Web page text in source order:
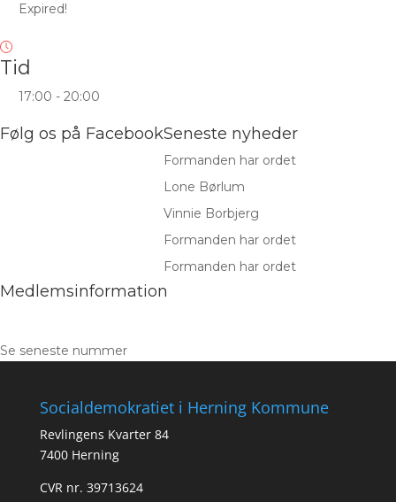
Expired!
Tid
17:00 - 20:00
Følg os på FacebookSeneste nyheder
Formanden har ordet
Lone Børlum
Vinnie Borbjerg
Formanden har ordet
Formanden har ordet
Medlemsinformation
Se seneste nummer
Socialdemokratiet i Herning Kommune
Revlingens Kvarter 84
7400 Herning
CVR nr. 39713624